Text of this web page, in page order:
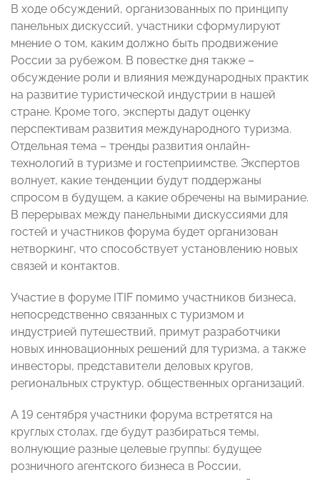
В ходе обсуждений, организованных по принципу
панельных дискуссий, участники сформулируют
мнение о том, каким должно быть продвижение
России за рубежом. В повестке дня также –
обсуждение роли и влияния международных практик
на развитие туристической индустрии в нашей
стране. Кроме того, эксперты дадут оценку
перспективам развития международного туризма.
Отдельная тема – тренды развития онлайн-
технологий в туризме и гостеприимстве. Экспертов
волнует, какие тенденции будут поддержаны
спросом в будущем, а какие обречены на вымирание.
В перерывах между панельными дискуссиями для
гостей и участников форума будет организован
нетворкинг, что способствует установлению новых
связей и контактов.
Участие в форуме ITIF помимо участников бизнеса,
непосредственно связанных с туризмом и
индустрией путешествий, примут разработчики
новых инновационных решений для туризма, а также
инвесторы, представители деловых кругов,
региональных структур, общественных организаций.
А 19 сентября участники форума встретятся на
круглых столах, где будут разбираться темы,
волнующие разные целевые группы: будущее
розничного агентского бизнеса в России,